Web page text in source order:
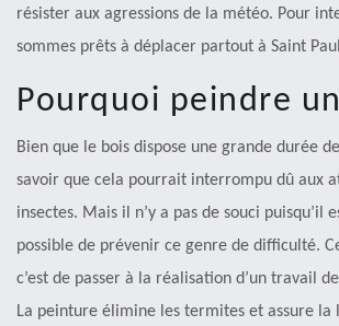
résister aux agressions de la météo. Pour
sommes prêts à déplacer partout à Saint
Pourquoi peindre
Bien que le bois dispose une grande durée
savoir que cela pourrait interrompu dû aux
insectes. Mais il n’y a pas de souci puisqu’il
possible de prévenir ce genre de difficulté.
c’est de passer à la réalisation d’un travail
La peinture élimine les termites et assure la